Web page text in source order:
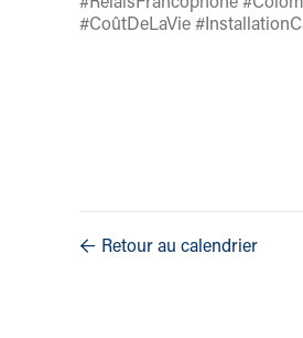
#CoûtDeLaVie
 Retour au calendrier